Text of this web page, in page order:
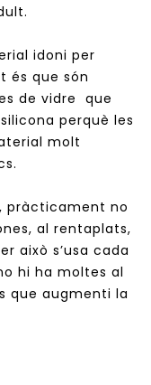
idoni per
és que són
de vidre que
perquè les
molt
pràcticament no
al rentaplats,
això s’usa cada
hi ha moltes al
que augmenti la